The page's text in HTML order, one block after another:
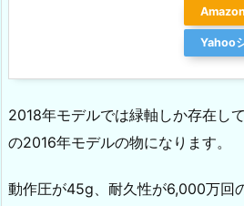
Amazon
Yahoo
2018年モデルでは緑軸しか存在し
の2016年モデルの物になります。
動作圧が45g、耐久性が6,000万回